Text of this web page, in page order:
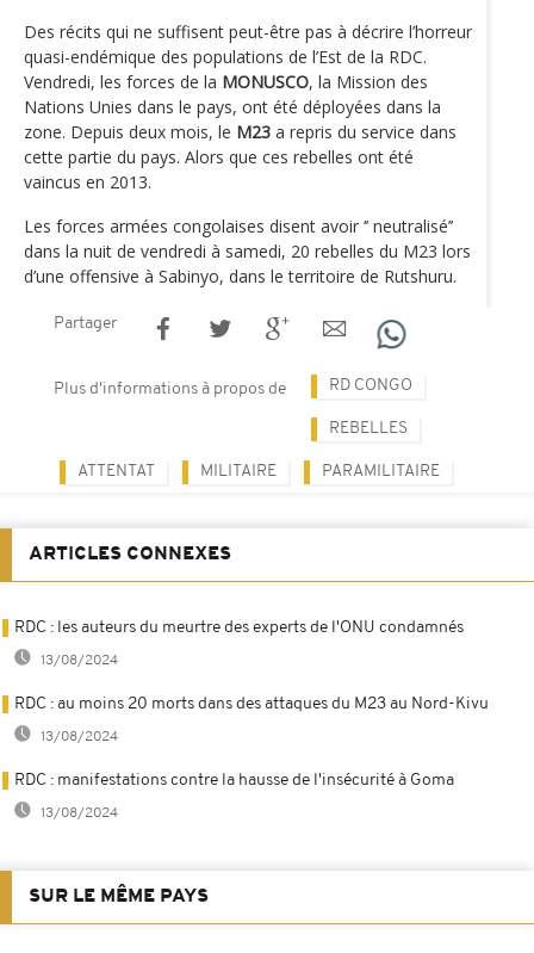
Des récits qui ne suffisent peut-être pas à décrire l’horreur
quasi-endémique des populations de l’Est de la RDC.
Vendredi, les forces de la MONUSCO, la Mission des
Nations Unies dans le pays, ont été déployées dans la
zone. Depuis deux mois, le M23 a repris du service dans
cette partie du pays. Alors que ces rebelles ont été
vaincus en 2013.
Les forces armées congolaises disent avoir ‘’ neutralisé’’
dans la nuit de vendredi à samedi, 20 rebelles du M23 lors
d’une offensive à Sabinyo, dans le territoire de Rutshuru.
Partager
Plus d'informations à propos de RD CONGO
REBELLES
ATTENTAT MILITAIRE PARAMILITAIRE
ARTICLES CONNEXES
RDC : les auteurs du meurtre des experts de l'ONU condamnés
13/08/2024
RDC : au moins 20 morts dans des attaques du M23 au Nord-Kivu
13/08/2024
RDC : manifestations contre la hausse de l'insécurité à Goma
13/08/2024
SUR LE MÊME PAYS